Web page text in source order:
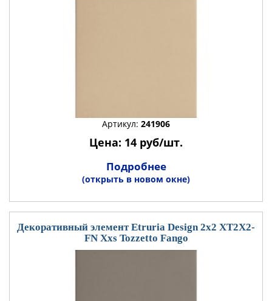
Артикул: 241906
Цена: 14 руб/шт.
Подробнее
(открыть в новом окне)
Декоративный элемент Etruria Design 2x2 XT2X2-
FN Xxs Tozzetto Fango